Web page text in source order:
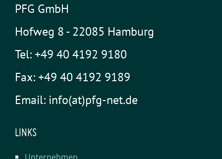
PFG GmbH
Hofweg 8 - 22085 Hamburg
Tel: +49 40 4192 9180
Fax: +49 40 4192 9189
Email: info(at)pfg-net.de
LINKS